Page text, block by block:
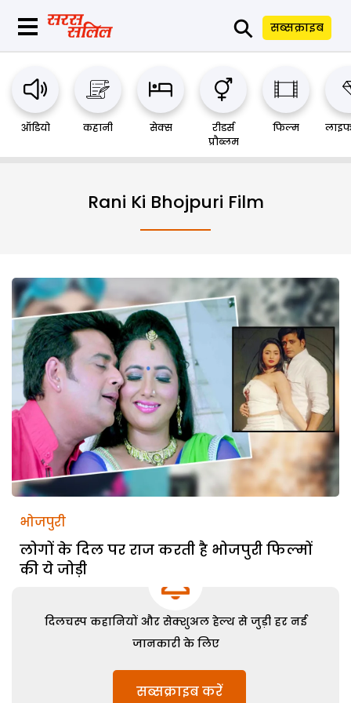
⚲ सब्सक्राइब
ऑडियो कहानी सेक्स
रीडर्स
प्रौब्लम
फिल्म
Rani Ki Bhojpuri Film
भोजपुरी
लोगों के दिल पर राज करती है भोजपुरी फिल्मों
की ये जोड़ी
दिलचस्प कहानियों और सेक्शुअल हेल्थ से जुड़ी हर नई
जानकारी के लिए
सब्सक्राइब करें